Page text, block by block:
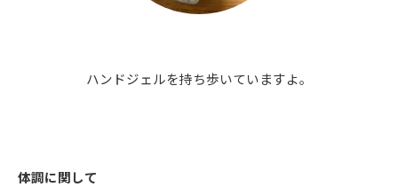
ハンドジェルを持ち歩いていますよ。
体調に関して